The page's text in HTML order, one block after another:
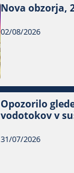
Nova obzorja,
02/08/2026
Opozorilo
vodotokov v
31/07/2026